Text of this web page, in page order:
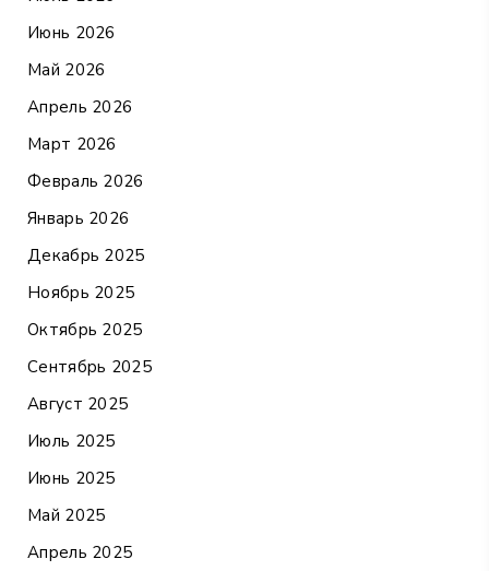
Июнь 2026
Май 2026
Апрель 2026
Март 2026
Февраль 2026
Январь 2026
Декабрь 2025
Ноябрь 2025
Октябрь 2025
Сентябрь 2025
Август 2025
Июль 2025
Июнь 2025
Май 2025
Апрель 2025